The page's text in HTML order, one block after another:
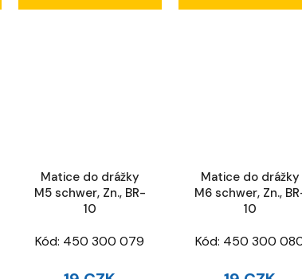
Matice do drážky
M5 schwer, Zn., BR-
10
Kód: 450 300 079
Matice do drážky
M6 schwer, Zn.,
10
Kód: 450 300